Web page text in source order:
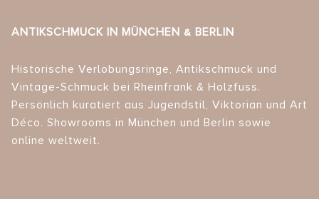
ANTIKSCHMUCK IN MÜNCHEN & BERLIN
Historische Verlobungsringe, Antikschmuck und
Vintage-Schmuck bei Rheinfrank & Holzfuss.
Persönlich kuratiert aus Jugendstil, Viktorian und Art
Déco. Showrooms in München und Berlin sowie
online weltweit.